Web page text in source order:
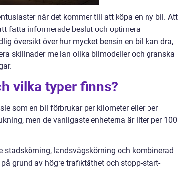
när det kommer till att köpa en ny bil. Att
fatta informerade beslut och optimera
översikt över hur mycket bensin en bil kan dra,
skillnader mellan olika bilmodeller och granska
vilka typer finns?
som en bil förbrukar per kilometer eller per
men de vanligaste enheterna är liter per 100
landsvägskörning och kombinerad
grund av högre trafiktäthet och stopp-start-